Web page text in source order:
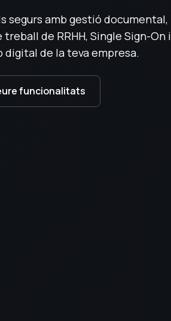
amb gestió documental,
de RRHH, Single Sign-On i
digital de la teva empresa.
funcionalitats